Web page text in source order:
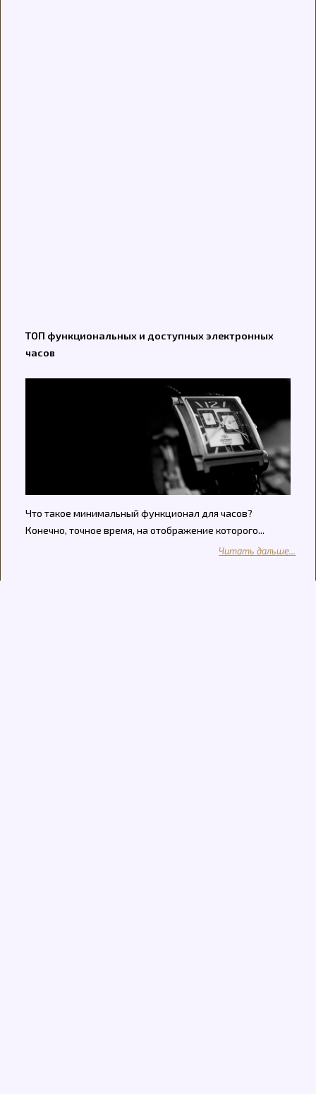
ТОП функциональных и доступных электронных
часов
Что такое минимальный функционал для часов?
Конечно, точное время, на отображение которого...
Читать дальше...